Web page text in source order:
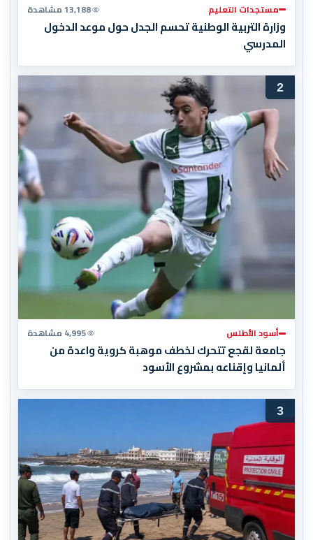
مستجدات التعليم 13,188 مشاهدة
وزارة التربية الوطنية تحسم الجدل حول موعد الدخول
المدرسي
2
أسود الأطلس 4,995 مشاهدة
جامعة لقجع تتحرك لخطف موهبة كروية واعدة من
ألمانيا وإقناعه بمشروع الأسود
3